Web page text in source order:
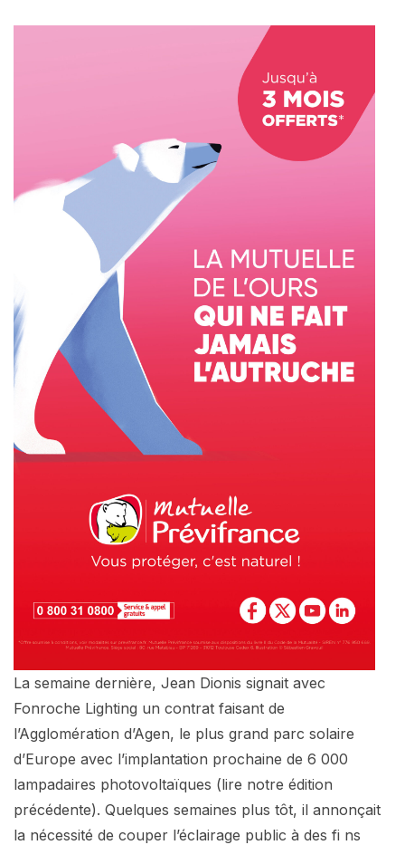
La semaine dernière, Jean Dionis signait avec
Fonroche Lighting un contrat faisant de
l’Agglomération d’Agen, le plus grand parc solaire
d’Europe avec l’implantation prochaine de 6 000
lampadaires photovoltaïques (lire notre édition
précédente). Quelques semaines plus tôt, il annonçait
la nécessité de couper l’éclairage public à des fi ns